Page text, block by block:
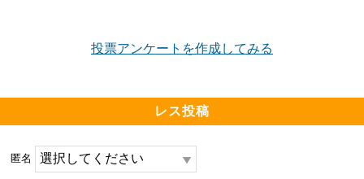
投票アンケートを作成してみる
レス投稿
匿名